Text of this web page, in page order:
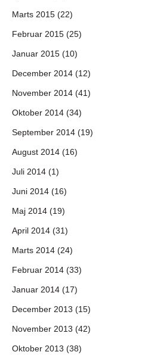
Marts 2015 (22)
Februar 2015 (25)
Januar 2015 (10)
December 2014 (12)
November 2014 (41)
Oktober 2014 (34)
September 2014 (19)
August 2014 (16)
Juli 2014 (1)
Juni 2014 (16)
Maj 2014 (19)
April 2014 (31)
Marts 2014 (24)
Februar 2014 (33)
Januar 2014 (17)
December 2013 (15)
November 2013 (42)
Oktober 2013 (38)